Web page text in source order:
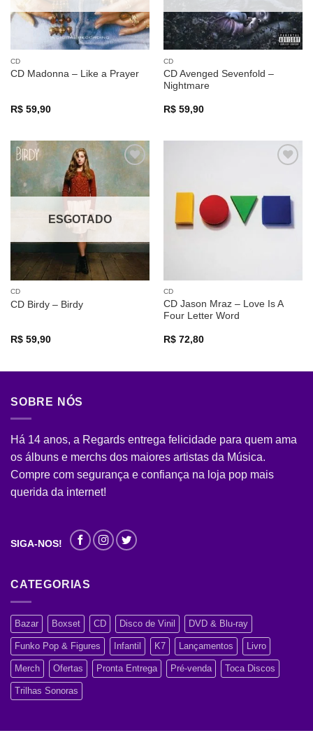
CD
CD Madonna – Like a Prayer
R$59,90
CD
CD Avenged Sevenfold –
Nightmare
R$59,90
a lista de
desejos
ESGOTADO
CD
CD Birdy – Birdy
R$59,90
desejos
CD
CD Jason Mraz – Love Is A
Four Letter Word
R$72,80
SOBRE NÓS
Há 14 anos, a Regards entrega felicidade para quem ama
os álbuns e merchs dos maiores artistas da Música.
Compre com segurança e confiança na loja pop mais
querida da internet!
SIGA-NOS!
CATEGORIAS
Bazar Boxset CD Disco de Vinil DVD & Blu-ray
Funko Pop & Figures Infantil K7 Lançamentos Livro
Merch Ofertas Pronta Entrega Pré-venda Toca Discos
Trilhas Sonoras